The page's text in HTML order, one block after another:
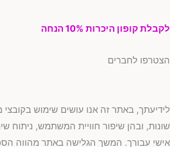
קופון היכרות 10% הנחה
לחברים
ובהן שיפור חוויית המשתמש, ניתוח
עבורך. המשך הגלישה באתר מהווה